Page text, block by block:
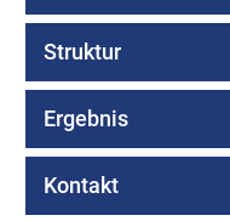
Struktur
Ergebnis
Kontakt